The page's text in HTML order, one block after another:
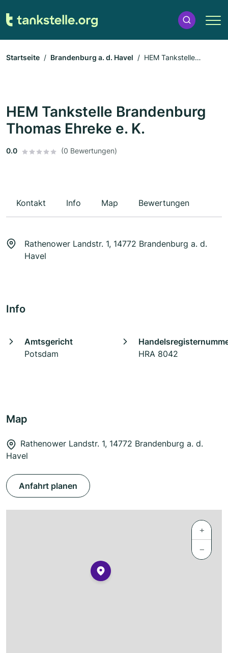
Startseite Brandenburg a. d. Havel
HEM Tankstelle
HEM Tankstelle Brandenburg
Thomas Ehreke e. K.
0.0 (0 Bewertungen)
Kontakt Info Map Bewertungen
Rathenower Landstr. 1, 14772 Brandenburg a. d.
Havel
Info
Amtsgericht
Potsdam
HRA 8042
Map
Rathenower Landstr. 1, 14772 Brandenburg a. d.
Havel
Anfahrt planen
+
−